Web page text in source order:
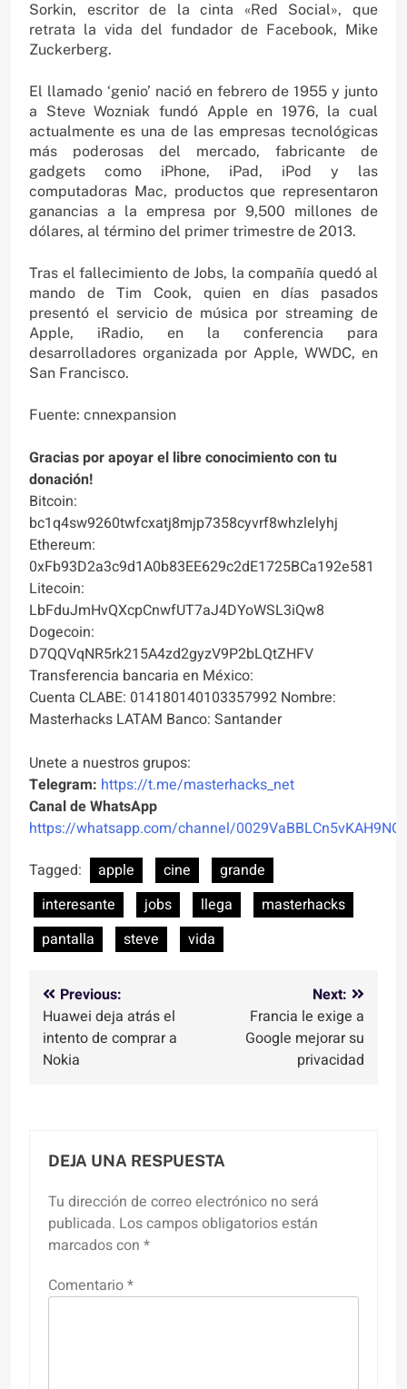
Sorkin, escritor de la cinta «Red Social», que
retrata la vida del fundador de Facebook, Mike
Zuckerberg.
El llamado ‘genio’ nació en febrero de 1955 y junto
a Steve Wozniak fundó Apple en 1976, la cual
actualmente es una de las empresas tecnológicas
más poderosas del mercado, fabricante de
gadgets como iPhone, iPad, iPod y las
computadoras Mac, productos que representaron
ganancias a la empresa por 9,500 millones de
dólares, al término del primer trimestre de 2013.
Tras el fallecimiento de Jobs, la compañía quedó al
mando de Tim Cook, quien en días pasados
presentó el servicio de música por streaming de
Apple, iRadio, en la conferencia para
desarrolladores organizada por Apple, WWDC, en
San Francisco.
Fuente: cnnexpansion
Gracias por apoyar el libre conocimiento con tu
donación!
Bitcoin:
bc1q4sw9260twfcxatj8mjp7358cyvrf8whzlelyhj
Ethereum:
0xFb93D2a3c9d1A0b83EE629c2dE1725BCa192e581
Litecoin:
LbFduJmHvQXcpCnwfUT7aJ4DYoWSL3iQw8
Dogecoin:
D7QQVqNR5rk215A4zd2gyzV9P2bLQtZHFV
Transferencia bancaria en México:
Cuenta CLABE: 014180140103357992 Nombre:
Masterhacks LATAM Banco: Santander
Unete a nuestros grupos:
Telegram: https://t.me/masterhacks_net
Canal de WhatsApp
https://whatsapp.com/channel/
Tagged:
apple cine
grande
interesante
jobs llega
masterhacks
pantalla
steve vida
Navegación
de
entradas
Previous:
Huawei deja atrás el
intento de comprar a
Nokia
Next:
Francia le exige a
Google mejorar su
privacidad
DEJA UNA RESPUESTA
Tu dirección de correo electrónico no será
publicada. Los campos obligatorios están
marcados con *
Comentario*